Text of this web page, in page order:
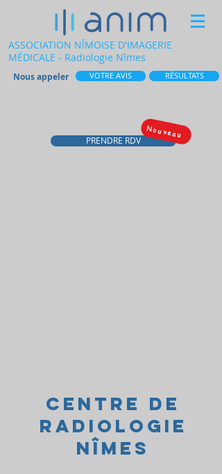
ASSOCIATION NÎMOISE D'IMAGERIE
MÉDICALE - Radiologie Nîmes
Nous appeler VOTRE AVIS RÉSULTATS
PRENDRE RDV
Nouveau
Centre de
radiologie
NÎMES